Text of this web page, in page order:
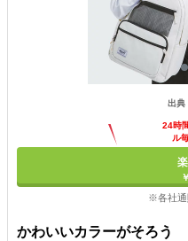
出典
24時
ル
※各社通
かわいいカラーがそろう